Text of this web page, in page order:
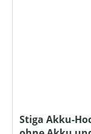
Stiga Akku-